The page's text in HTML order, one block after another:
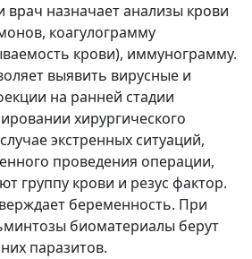
назначает анализы крови
коагулограмму
крови), иммунограмму.
выявить вирусные и
на ранней стадии
хирургического
экстренных ситуаций,
проведения операции,
группу крови и резус фактор.
беременность. При
биоматериалы берут
паразитов.